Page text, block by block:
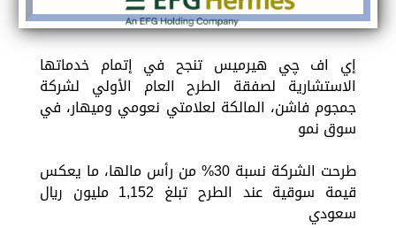
إي اف چي هيرميس تنجح في إتمام خدماتها
الاستشارية لصفقة الطرح العام الأولي لشركة
جمجوم فاشن، المالكة لعلامتي نعومي وميهار، في
سوق نمو
طرحت الشركة نسبة 30% من رأس مالها، ما يعكس
قيمة سوقية عند الطرح تبلغ 1,152 مليون ريال
سعودي